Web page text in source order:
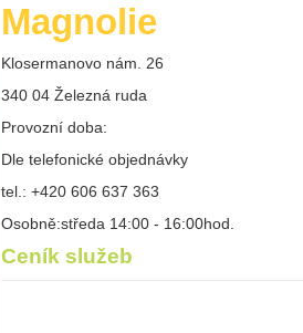
Magnolie
Klosermanovo nám. 26
340 04 Železná ruda
Provozní doba:
Dle telefonické objednávky
tel.: +420 606 637 363
Osobně:středa 14:00 - 16:00hod.
Ceník služeb